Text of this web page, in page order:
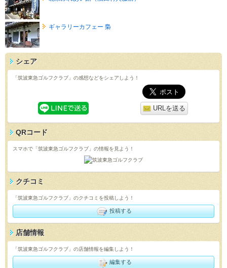
ギャラリーカフェー 梟
シェア
「筑波東急ゴルフクラブ」の感想などをシェアしよう！
URLを送る
QRコード
スマホで「筑波東急ゴルフクラブ」の情報を見よう！
クチコミ
「筑波東急ゴルフクラブ」のクチコミを投稿しよう！
投稿する
店舗情報
「筑波東急ゴルフクラブ」の店舗情報を編集しよう！
編集する